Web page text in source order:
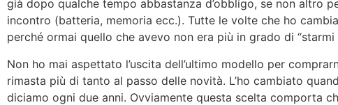
già dopo qualche tempo abbastanza d’obbligo, se non altro
incontro (batteria, memoria ecc.). Tutte le volte che ho
perché ormai quello che avevo non era più in grado di “starmi
Non ho mai aspettato l’uscita dell’ultimo modello per
rimasta più di tanto al passo delle novità. L’ho cambiato
diciamo ogni due anni. Ovviamente questa scelta comporta